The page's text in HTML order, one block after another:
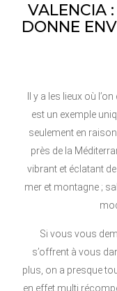
VALENCIA
DONNE
Il y a les lieux où
est un exemple
seulement en
près de la
vibrant et éclatant
mer et montagne ;
Si vous vous
s’offrent à vous
plus, on a presque
en effet multi